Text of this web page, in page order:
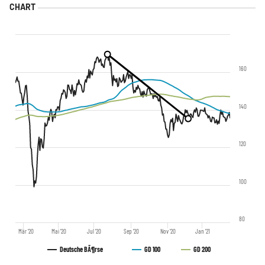
Deutsche BÃ¶rse GD 100 GD 200
Mär '20 Mai '20 Jul '20 Sep '20 Nov '20 Jan '21
80
100
120
140
160